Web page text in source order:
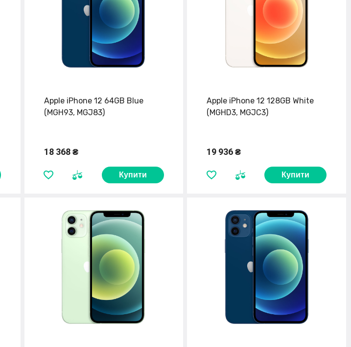
Apple iPhone 12 64GB Blue
(MGH93, MGJ83)
18 368 ₴
Купити
Apple iPhone 12 128GB White
(MGHD3, MGJC3)
19 936 ₴
Купити